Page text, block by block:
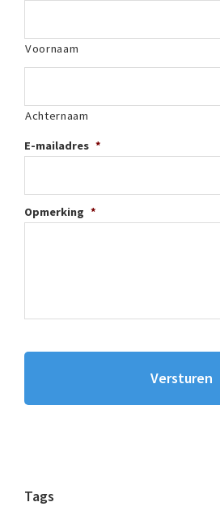
Voornaam
Achternaam
E-mailadres *
Opmerking *
Tags